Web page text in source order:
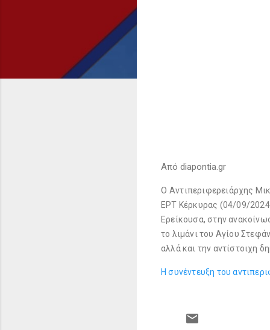
Από diapontia.gr
Ο Αντιπεριφερειάρχης
ΕΡΤ Κέρκυρας (04/09/
Ερείκουσα, στην
το λιμάνι του Αγίου
αλλά και την αντίστοιχη
Η συνέντευξη του